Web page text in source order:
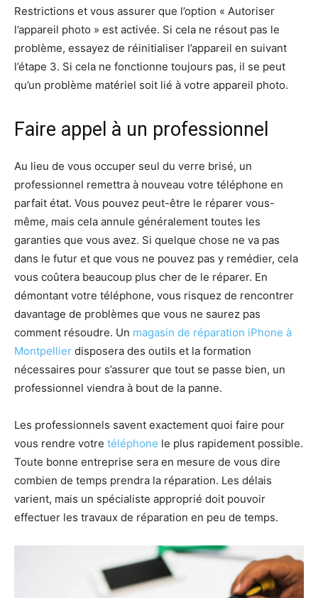
Restrictions et vous assurer que l’option « Autoriser
l’appareil photo » est activée. Si cela ne résout pas le
problème, essayez de réinitialiser l’appareil en suivant
l’étape 3. Si cela ne fonctionne toujours pas, il se peut
qu’un problème matériel soit lié à votre appareil photo.
Faire appel à un professionnel
Au lieu de vous occuper seul du verre brisé, un
professionnel remettra à nouveau votre téléphone en
parfait état. Vous pouvez peut-être le réparer vous-
même, mais cela annule généralement toutes les
garanties que vous avez. Si quelque chose ne va pas
dans le futur et que vous ne pouvez pas y remédier, cela
vous coûtera beaucoup plus cher de le réparer. En
démontant votre téléphone, vous risquez de rencontrer
davantage de problèmes que vous ne saurez pas
comment résoudre. Un magasin de réparation iPhone à
Montpellier disposera des outils et la formation
nécessaires pour s’assurer que tout se passe bien, un
professionnel viendra à bout de la panne.
Les professionnels savent exactement quoi faire pour
vous rendre votre téléphone le plus rapidement possible.
Toute bonne entreprise sera en mesure de vous dire
combien de temps prendra la réparation. Les délais
varient, mais un spécialiste approprié doit pouvoir
effectuer les travaux de réparation en peu de temps.